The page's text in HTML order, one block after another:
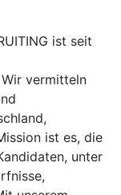
ist seit
vermitteln
ist es, die
unter